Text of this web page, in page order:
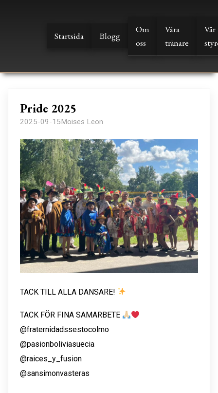
Startsida Blogg
Om
oss
Våra
tränare
Vår
Pride 2025
2025-09-15Moises Leon
TACK TILL ALLA DANSARE!
TACK FÖR FINA SAMARBETE
@fraternidadssestocolmo
@pasionboliviasuecia
@raices_y_fusion
@sansimonvasteras